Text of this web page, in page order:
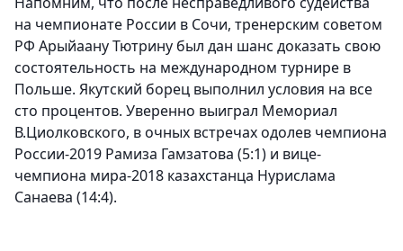
на чемпионате России в Сочи, тренерским советом
РФ Арыйаану Тютрину был дан шанс доказать свою
состоятельность на международном турнире в
Польше. Якутский борец выполнил условия на все
сто процентов. Уверенно выиграл Мемориал
В.Циолковского, в очных встречах одолев чемпиона
России-2019 Рамиза Гамзатова (5:1) и вице-
чемпиона мира-2018 казахстанца Нурислама
Санаева (14:4).